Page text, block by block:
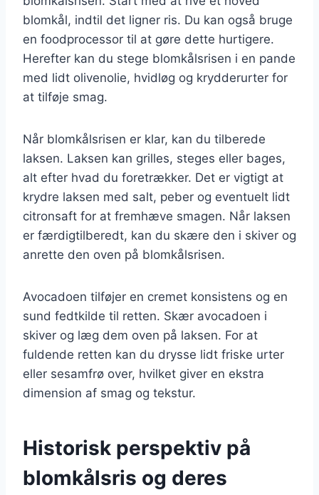
blomkål, indtil det ligner ris. Du kan også bruge
en foodprocessor til at gøre dette hurtigere.
Herefter kan du stege blomkålsrisen i en pande
med lidt olivenolie, hvidløg og krydderurter for
at tilføje smag.
Når blomkålsrisen er klar, kan du tilberede
laksen. Laksen kan grilles, steges eller bages,
alt efter hvad du foretrækker. Det er vigtigt at
krydre laksen med salt, peber og eventuelt lidt
citronsaft for at fremhæve smagen. Når laksen
er færdigtilberedt, kan du skære den i skiver og
anrette den oven på blomkålsrisen.
Avocadoen tilføjer en cremet konsistens og en
sund fedtkilde til retten. Skær avocadoen i
skiver og læg dem oven på laksen. For at
fuldende retten kan du drysse lidt friske urter
eller sesamfrø over, hvilket giver en ekstra
dimension af smag og tekstur.
Historisk perspektiv på
blomkålsris og deres